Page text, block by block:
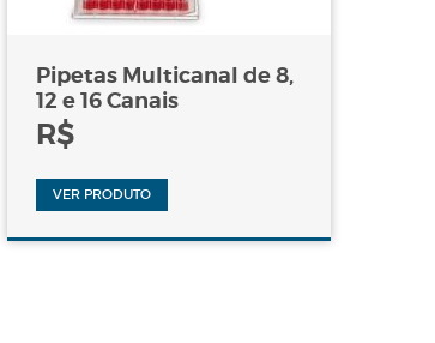
Pipetas Multicanal de 8,
12 e 16 Canais
R$
VER PRODUTO